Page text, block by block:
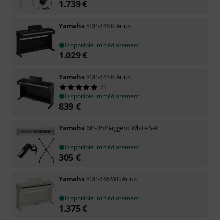
1.739€
Yamaha YDP-146 R Arius
Disponible immédiatement
1.029€
Yamaha YDP-145 R Arius
21
Disponible immédiatement
839 €
Yamaha NP-35 Piaggero White Set
Disponible immédiatement
305 €
Yamaha YDP-166 WB Arius
Disponible immédiatement
1.375€